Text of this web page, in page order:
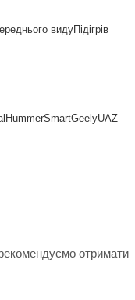
видуПідігрів
HummerSmartGeelyUAZ
отримати